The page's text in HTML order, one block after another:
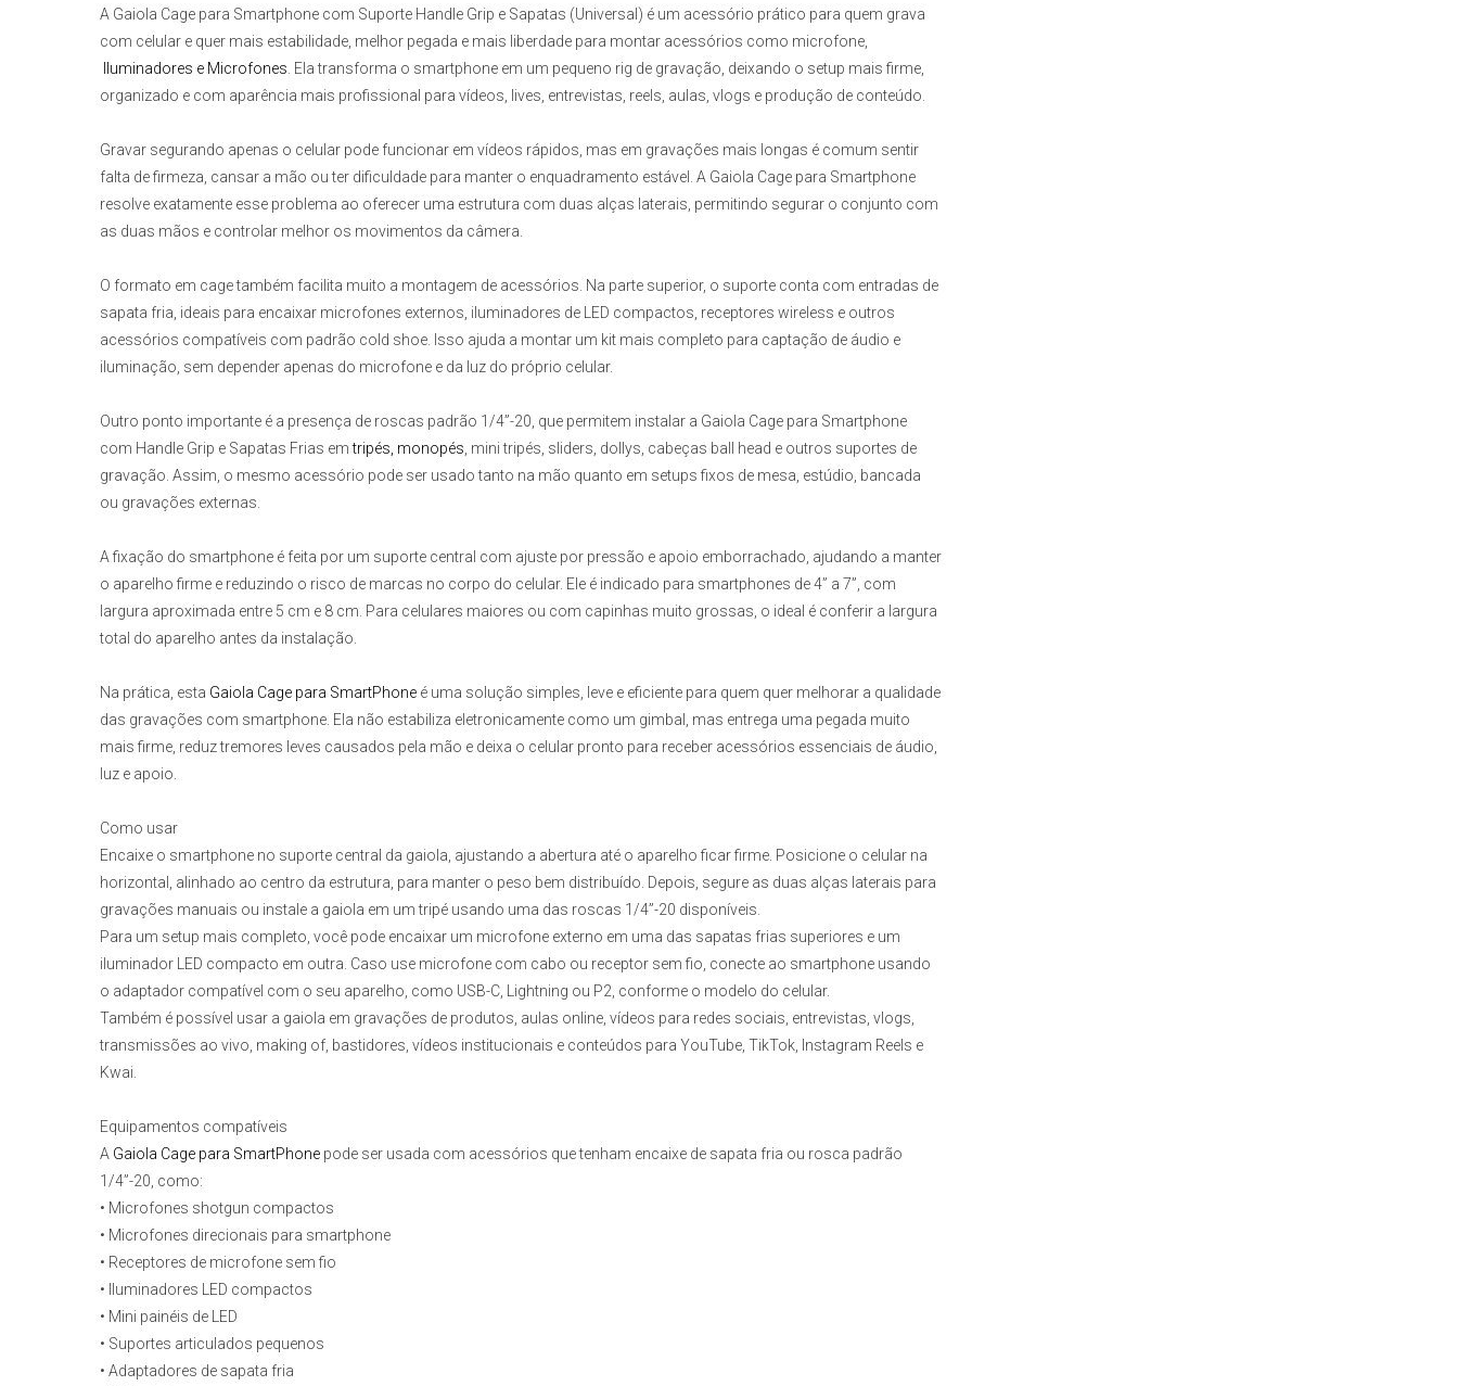
A Gaiola Cage para Smartphone com Suporte Handle Grip e Sapatas (Universal) é um acessório prático para quem grava
com celular e quer mais estabilidade, melhor pegada e mais liberdade para montar acessórios como microfone,
Iluminadores e Microfones. Ela transforma o smartphone em um pequeno rig de gravação, deixando o setup mais firme,
organizado e com aparência mais profissional para vídeos, lives, entrevistas, reels, aulas, vlogs e produção de conteúdo.
Gravar segurando apenas o celular pode funcionar em vídeos rápidos, mas em gravações mais longas é comum sentir
falta de firmeza, cansar a mão ou ter dificuldade para manter o enquadramento estável. A Gaiola Cage para Smartphone
resolve exatamente esse problema ao oferecer uma estrutura com duas alças laterais, permitindo segurar o conjunto com
as duas mãos e controlar melhor os movimentos da câmera.
O formato em cage também facilita muito a montagem de acessórios. Na parte superior, o suporte conta com entradas de
sapata fria, ideais para encaixar microfones externos, iluminadores de LED compactos, receptores wireless e outros
acessórios compatíveis com padrão cold shoe. Isso ajuda a montar um kit mais completo para captação de áudio e
iluminação, sem depender apenas do microfone e da luz do próprio celular.
Outro ponto importante é a presença de roscas padrão 1/4”-20, que permitem instalar a Gaiola Cage para Smartphone
com Handle Grip e Sapatas Frias emtripés, monopés, mini tripés, sliders, dollys, cabeças ball head e outros suportes de
gravação. Assim, o mesmo acessório pode ser usado tanto na mão quanto em setups fixos de mesa, estúdio, bancada
ou gravações externas.
A fixação do smartphone é feita por um suporte central com ajuste por pressão e apoio emborrachado, ajudando a manter
o aparelho firme e reduzindo o risco de marcas no corpo do celular. Ele é indicado para smartphones de 4” a 7”, com
largura aproximada entre 5 cm e 8 cm. Para celulares maiores ou com capinhas muito grossas, o ideal é conferir a largura
total do aparelho antes da instalação.
Na prática, esta Gaiola Cage para SmartPhone é uma solução simples, leve e eficiente para quem quer melhorar a qualidade
das gravações com smartphone. Ela não estabiliza eletronicamente como um gimbal, mas entrega uma pegada muito
mais firme, reduz tremores leves causados pela mão e deixa o celular pronto para receber acessórios essenciais de áudio,
luz e apoio.
Como usar
Encaixe o smartphone no suporte central da gaiola, ajustando a abertura até o aparelho ficar firme. Posicione o celular na
horizontal, alinhado ao centro da estrutura, para manter o peso bem distribuído. Depois, segure as duas alças laterais para
gravações manuais ou instale a gaiola em um tripé usando uma das roscas 1/4”-20 disponíveis.
Para um setup mais completo, você pode encaixar um microfone externo em uma das sapatas frias superiores e um
iluminador LED compacto em outra. Caso use microfone com cabo ou receptor sem fio, conecte ao smartphone usando
o adaptador compatível com o seu aparelho, como USB-C, Lightning ou P2, conforme o modelo do celular.
Também é possível usar a gaiola em gravações de produtos, aulas online, vídeos para redes sociais, entrevistas, vlogs,
transmissões ao vivo, making of, bastidores, vídeos institucionais e conteúdos para YouTube, TikTok, Instagram Reels e
Kwai.
Equipamentos compatíveis
A Gaiola Cage para SmartPhone pode ser usada com acessórios que tenham encaixe de sapata fria ou rosca padrão
1/4”-20, como:
• Microfones shotgun compactos
• Microfones direcionais para smartphone
• Receptores de microfone sem fio
• Iluminadores LED compactos
• Mini painéis de LED
• Suportes articulados pequenos
• Adaptadores de sapata fria